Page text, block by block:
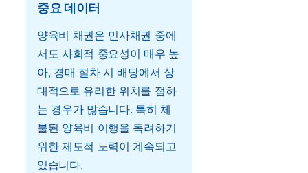
중요 데이터
양육비 채권은 민사채권 중에
서도 사회적 중요성이 매우 높
아, 경매 절차 시 배당에서 상
대적으로 유리한 위치를 점하
는 경우가 많습니다. 특히 체
불된 양육비 이행을 독려하기
위한 제도적 노력이 계속되고
있습니다.